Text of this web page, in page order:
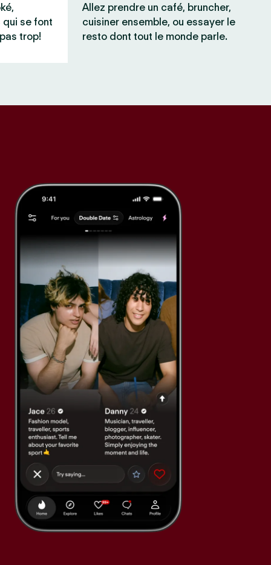
se font
trop!
Allez prendre un café, bruncher,
cuisiner ensemble, ou essayer le
resto dont tout le monde parle.